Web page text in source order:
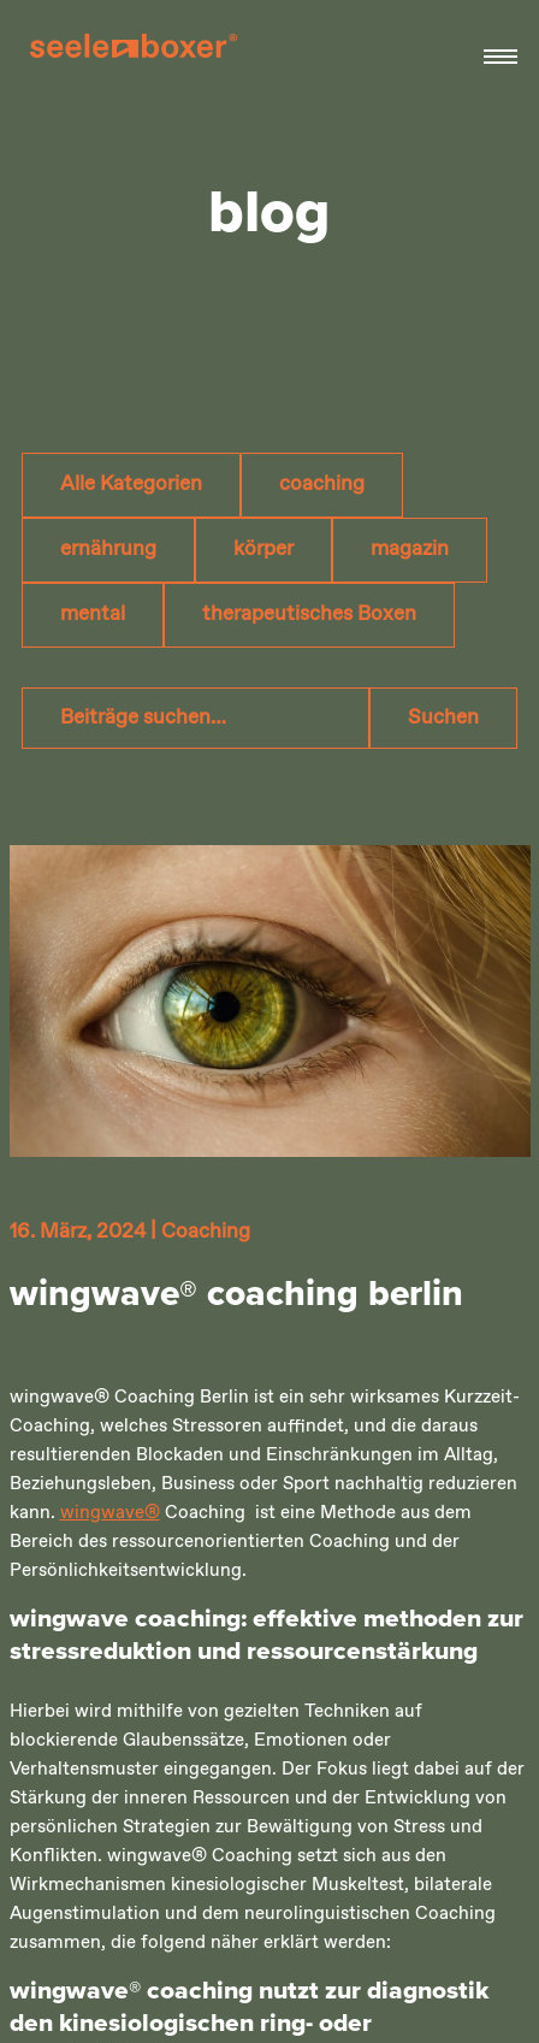
blog
Alle Kategorien coaching
ernährung körper magazin
mental therapeutisches Boxen
Suchen
16. März, 2024| Coaching
wingwave® coaching berlin
wingwave® Coaching Berlin ist ein sehr wirksames Kurzzeit-
Coaching, welches Stressoren auffindet, und die daraus
resultierenden Blockaden und Einschränkungen im Alltag,
Beziehungsleben, Business oder Sport nachhaltig reduzieren
kann.wingwave®Coaching ist eine Methode aus dem
Bereich des ressourcenorientierten Coaching und der
Persönlichkeitsentwicklung.
wingwave coaching: effektive methoden zur
stressreduktion und ressourcenstärkung
Hierbei wird mithilfe von gezielten Techniken auf
blockierende Glaubenssätze, Emotionen oder
Verhaltensmuster eingegangen. Der Fokus liegt dabei auf der
Stärkung der inneren Ressourcen und der Entwicklung von
persönlichen Strategien zur Bewältigung von Stress und
Konflikten. wingwave® Coaching setzt sich aus den
Wirkmechanismen kinesiologischer Muskeltest, bilaterale
Augenstimulation und dem neurolinguistischen Coaching
zusammen, die folgend näher erklärt werden:
wingwave® coaching nutzt zur diagnostik
den kinesiologischen ring- oder